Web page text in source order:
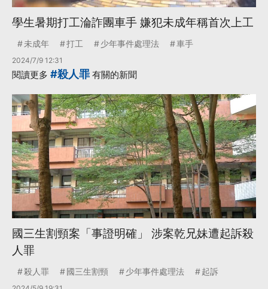
學生暑期打工淪詐團車手 嫌犯未成年稱首次上工
未成年 打工 少年事件處理法 車手
2024/7/9 12:31
閱讀更多 #殺人罪 有關的新聞
國三生割頸案「事證明確」 涉案乾兄妹遭起訴殺
人罪
殺人罪 國三生割頸 少年事件處理法 起訴